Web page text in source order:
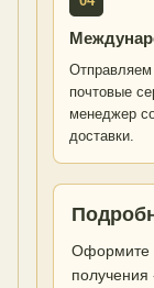
Отправляем
почтовые
менеджер
доставки.
Оформите
получения